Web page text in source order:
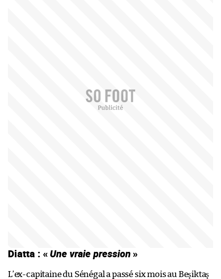
Diatta : «Une vraie pression»
L’ex-capitaine du Sénégal a passé six mois au Beşiktaş